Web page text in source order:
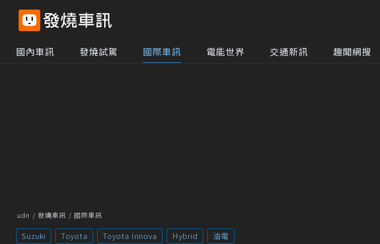
國內車訊 發燒試駕 國際車訊 電能世界 交通新訊 趣聞網搜
udn 發燒車訊 國際車訊
Suzuki Toyota Toyota Innova Hybrid 油電